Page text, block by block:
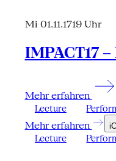
Mi 01.11.1719 Uhr
IMPACT17
Mehr erfahren
Lecture
Mehr erfahren
Lecture